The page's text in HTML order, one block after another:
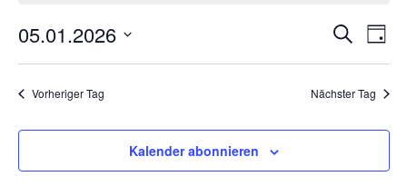
FÜR
1.
UND
Suche
Tag
05.01.2026
Datum
wählen.
Vorheriger Tag Nächster Tag
Kalender abonnieren